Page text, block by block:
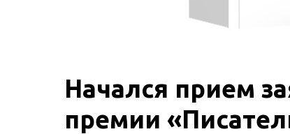
Начался прием
премии